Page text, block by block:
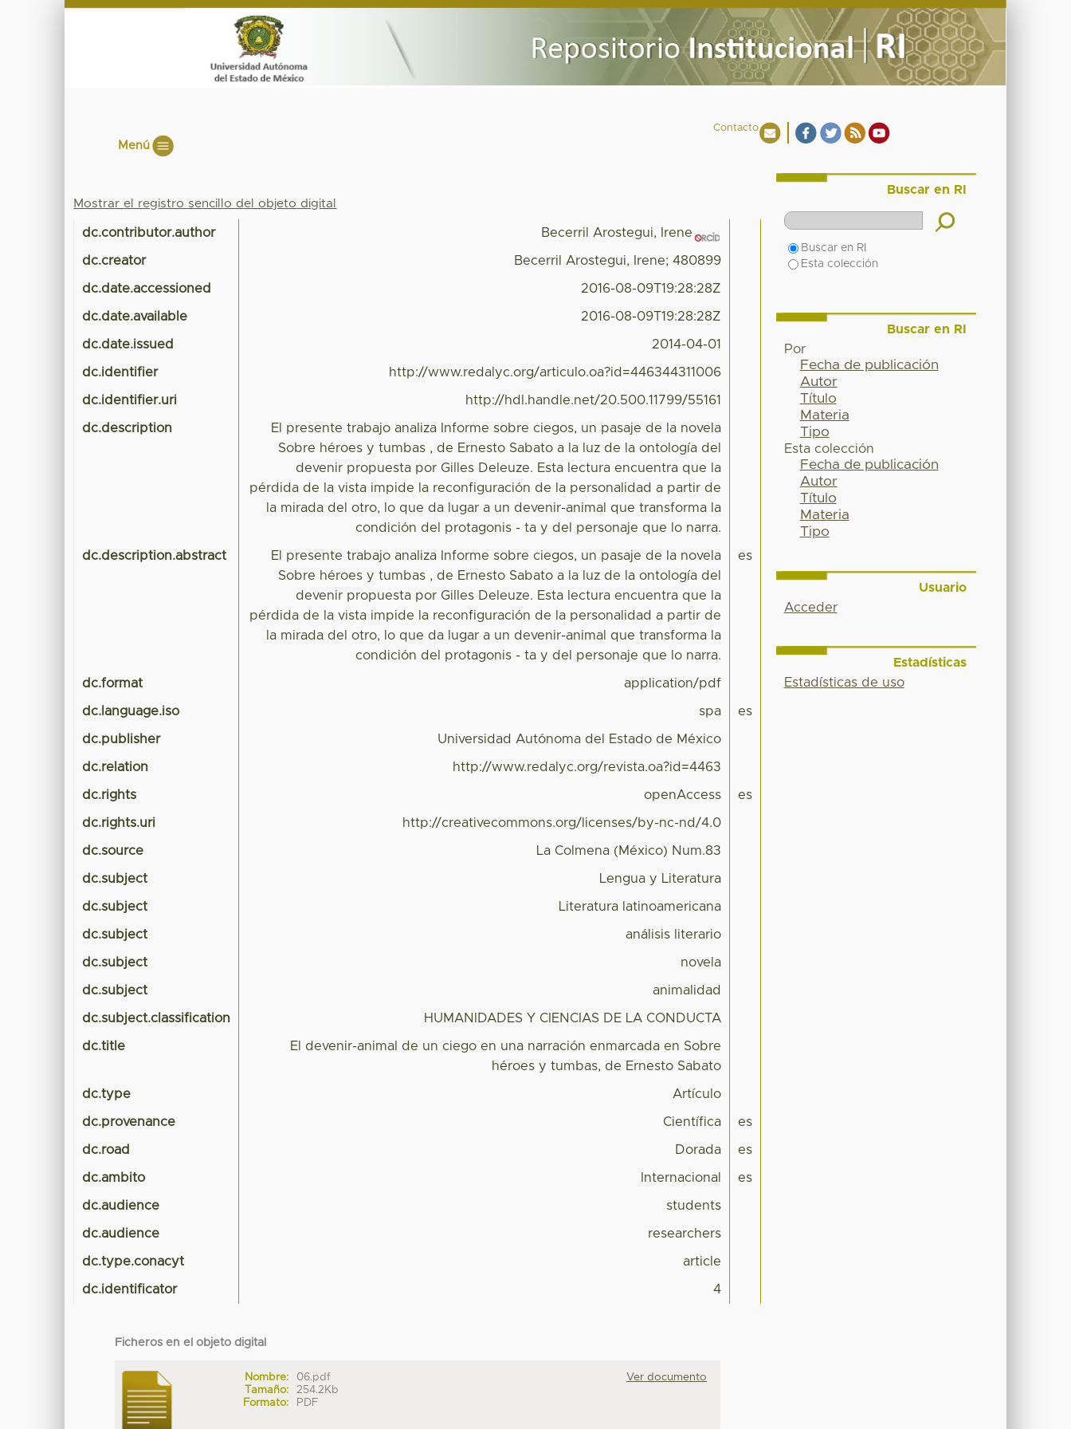
Contacto
Menú
Mostrar el registro sencillo del objeto digital
dc.contributor.author Becerril Arostegui, Irene
dc.creator Becerril Arostegui, Irene; 480899
dc.date.accessioned 2016-08-09T19:28:28Z
dc.date.available 2016-08-09T19:28:28Z
dc.date.issued 2014-04-01
dc.identifier http://www.redalyc.org/articulo.oa?id=446344311006
dc.identifier.uri http://hdl.handle.net/20.500.11799/55161
dc.description
El presente trabajo analiza Informe sobre ciegos, un pasaje de la novela
Sobre héroes y tumbas , de Ernesto Sabato a la luz de la ontología del
devenir propuesta por Gilles Deleuze. Esta lectura encuentra que la
pérdida de la vista impide la reconfiguración de la personalidad a partir de
la mirada del otro, lo que da lugar a un devenir-animal que transforma la
condición del protagonis - ta y del personaje que lo narra.
dc.description.abstract
El presente trabajo analiza Informe sobre ciegos, un pasaje de la novela
Sobre héroes y tumbas , de Ernesto Sabato a la luz de la ontología del
devenir propuesta por Gilles Deleuze. Esta lectura encuentra que la
pérdida de la vista impide la reconfiguración de la personalidad a partir de
la mirada del otro, lo que da lugar a un devenir-animal que transforma la
condición del protagonis - ta y del personaje que lo narra.
es
dc.format application/pdf
dc.language.iso spa es
dc.publisher Universidad Autónoma del Estado de México
dc.relation http://www.redalyc.org/revista.oa?id=4463
dc.rights openAccess es
dc.rights.uri http://creativecommons.org/licenses/by-nc-nd/4.0
dc.source La Colmena (México) Num.83
dc.subject Lengua y Literatura
dc.subject Literatura latinoamericana
dc.subject análisis literario
dc.subject novela
dc.subject animalidad
dc.subject.classification HUMANIDADES Y CIENCIAS DE LA CONDUCTA
dc.title
El devenir-animal de un ciego en una narración enmarcada en Sobre
héroes y tumbas, de Ernesto Sabato
dc.type Artículo
dc.provenance Científica es
dc.road Dorada es
dc.ambito Internacional es
dc.audience students
dc.audience researchers
dc.type.conacyt article
dc.identificator 4
Ficheros en el objeto digital
Nombre:
06.pdf
Tamaño:
254.2Kb
Formato:
PDF
Ver documento
Buscar en RI
Buscar en RI
Esta colección
Buscar en RI
Por
Fecha de publicación
Autor
Título
Materia
Tipo
Esta colección
Fecha de publicación
Autor
Título
Materia
Tipo
Usuario
Acceder
Estadísticas
Estadísticas de uso